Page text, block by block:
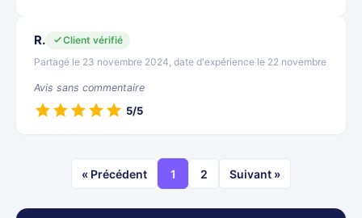
R.
Client vérifié
Partagé le 23 novembre 2024, date d'expérience le 22 novembre
Avis sans commentaire
5/5
« Précédent 1 2 Suivant »